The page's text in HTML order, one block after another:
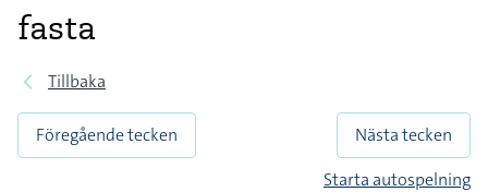
fasta
Tillbaka
Föregående tecken
Nästa tecken
Starta autospelning